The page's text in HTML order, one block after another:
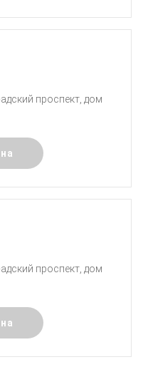
проспект, дом
проспект, дом